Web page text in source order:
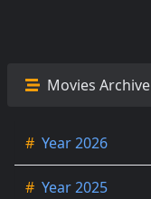
Movies Archive
# Year 2026
# Year 2025